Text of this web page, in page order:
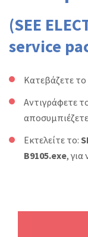
(SEE
service
Κατεβάζετε το
Αντιγράφετε
αποσυμπιέζετε
Εκτελείτε το:
B9105.exe,